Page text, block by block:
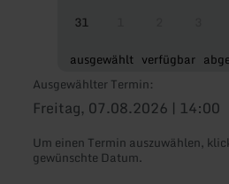
31
ausgewählt verfügbar
Ausgewählter Termin:
Freitag, 07.08.2026 | 14:00
Um einen Termin auszuwählen,
gewünschte Datum.